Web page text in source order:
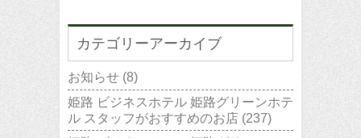
カテゴリーアーカイブ
お知らせ (8)
姫路 ビジネスホテル 姫路グリーンホテ
ル スタッフがおすすめのお店 (237)